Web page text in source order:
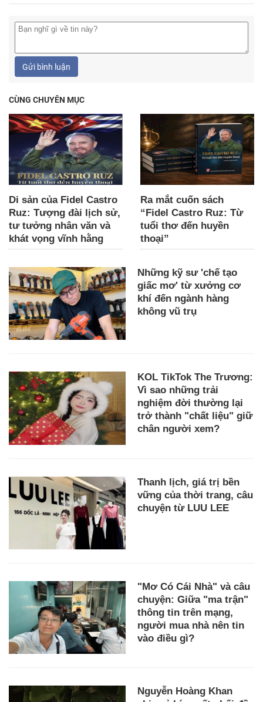
Gửi bình luận
CÙNG CHUYÊN MỤC
Di sản của Fidel Castro
Ruz: Tượng đài lịch sử,
tư tưởng nhân văn và
khát vọng vĩnh hằng
Ra mắt cuốn sách
“Fidel Castro Ruz: Từ
tuổi thơ đến huyền
thoại”
Những kỹ sư 'chế tạo
giấc mơ' từ xưởng cơ
khí đến ngành hàng
không vũ trụ
KOL TikTok The Trương:
Vì sao những trải
nghiệm đời thường lại
trở thành "chất liệu" giữ
chân người xem?
Thanh lịch, giá trị bền
vững của thời trang, câu
chuyện từ LUU LEE
"Mơ Có Cái Nhà" và câu
chuyện: Giữa "ma trận"
thông tin trên mạng,
người mua nhà nên tin
vào điều gì?
Nguyễn Hoàng Khan